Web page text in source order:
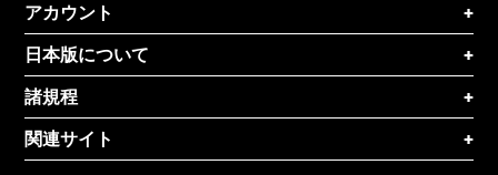
アカウント
+
日本版について
+
諸規程
+
関連サイト
+